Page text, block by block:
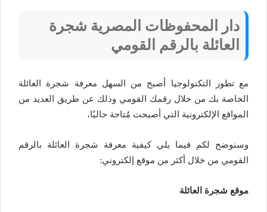
دار المحفوظات المصرية شجرة
العائلة بالرقم القومي
مع تطور التكنولوجيا أصبح من السهل معرفة شجرة العائلة
الخاصة بك من خلال رقمك القومي وذلك عن طريق العديد من
المواقع الإلكترونية التي أصبحت مُتاحة حاليًا،
وسنوضح لكم فيما يلي كيفية معرفة شجرة العائلة بالرقم
القومي من خلال أكثر من موقع إلكتروني:
موقع شجرة العائلة